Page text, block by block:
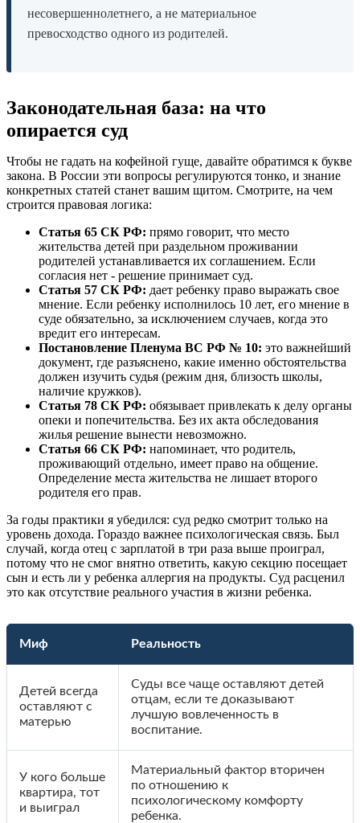
несовершеннолетнего, а не материальное
превосходство одного из родителей.
Законодательная база: на что
опирается суд
Чтобы не гадать на кофейной гуще, давайте обратимся к букве
закона. В России эти вопросы регулируются тонко, и знание
конкретных статей станет вашим щитом. Смотрите, на чем
строится правовая логика:
Статья 65 СК РФ: прямо говорит, что место
жительства детей при раздельном проживании
родителей устанавливается их соглашением. Если
согласия нет - решение принимает суд.
Статья 57 СК РФ: дает ребенку право выражать свое
мнение. Если ребенку исполнилось 10 лет, его мнение в
суде обязательно, за исключением случаев, когда это
вредит его интересам.
Постановление Пленума ВС РФ № 10: это важнейший
документ, где разъяснено, какие именно обстоятельства
должен изучить судья (режим дня, близость школы,
наличие кружков).
Статья 78 СК РФ: обязывает привлекать к делу органы
опеки и попечительства. Без их акта обследования
жилья решение вынести невозможно.
Статья 66 СК РФ: напоминает, что родитель,
проживающий отдельно, имеет право на общение.
Определение места жительства не лишает второго
родителя его прав.
За годы практики я убедился: суд редко смотрит только на
уровень дохода. Гораздо важнее психологическая связь. Был
случай, когда отец с зарплатой в три раза выше проиграл,
потому что не смог внятно ответить, какую секцию посещает
сын и есть ли у ребенка аллергия на продукты. Суд расценил
это как отсутствие реального участия в жизни ребенка.
Миф Реальность
Детей всегда
оставляют с
матерью
Суды все чаще оставляют детей
отцам, если те доказывают
лучшую вовлеченность в
воспитание.
У кого больше
квартира, тот
и выиграл
Материальный фактор вторичен
по отношению к
психологическому комфорту
ребенка.